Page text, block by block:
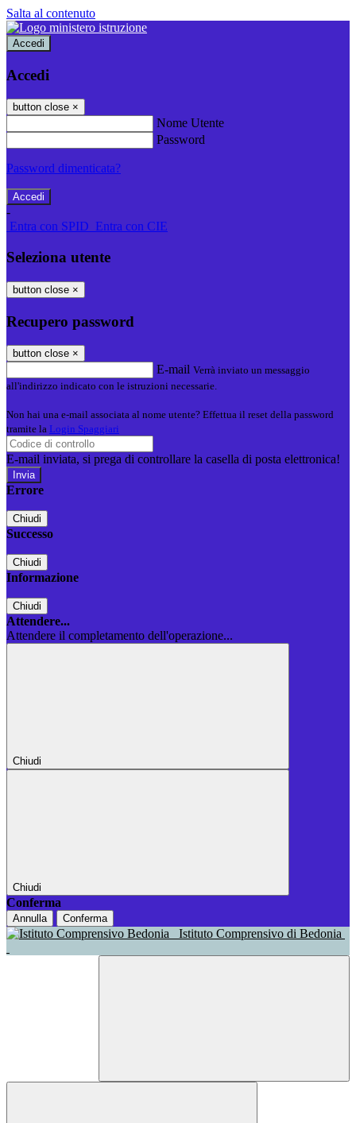
Salta al contenuto
Accedi
Accedi
button close ×
Nome Utente
Password
Password dimenticata?
-
Entra con SPID Entra con CIE
Seleziona utente
button close ×
Recupero password
button close ×
E-mail Verrà inviato un messaggio
all'indirizzo indicato con le istruzioni necessarie.
Non hai una e-mail associata al nome utente? Effettua il reset della password
tramite la Login Spaggiari
E-mail inviata, si prega di controllare la casella di posta elettronica!
Errore
Chiudi
Successo
Chiudi
Informazione
Chiudi
Attendere...
Attendere il completamento dell'operazione...
Chiudi
Chiudi
Conferma
Annulla Conferma
Istituto Comprensivo di Bedonia